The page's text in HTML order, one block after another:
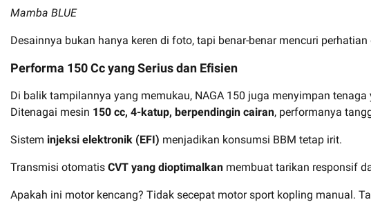
Mamba BLUE
Desainnya bukan hanya keren di foto, tapi benar-benar mencuri
Performa 150 Cc yang Serius dan Efisien
Di balik tampilannya yang memukau, NAGA 150 juga menyimpan tenaga
Ditenagai mesin 150 cc, 4-katup, berpendingin cairan, performanya
Sistem injeksi elektronik (EFI) menjadikan konsumsi BBM tetap irit.
Transmisi otomatis CVT yang dioptimalkan membuat tarikan responsif
Apakah ini motor kencang? Tidak secepat motor sport kopling manual.